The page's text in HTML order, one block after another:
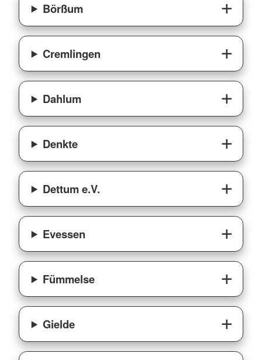
Börßum
Cremlingen
Dahlum
Denkte
Dettum e.V.
Evessen
Fümmelse
Gielde